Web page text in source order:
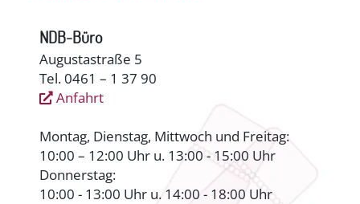
NDB-Büro
Augustastraße 5
Tel. 0461 – 1 37 90
Anfahrt
Montag, Dienstag, Mittwoch und Freitag:
10:00 – 12:00 Uhr u. 13:00 - 15:00 Uhr
Donnerstag:
10:00 - 13:00 Uhr u. 14:00 - 18:00 Uhr